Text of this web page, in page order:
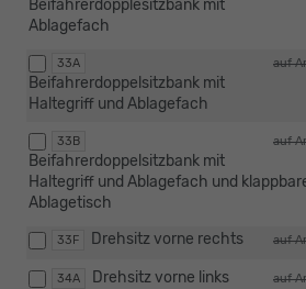
Beifahrerdopplesitzbank mit
Ablagefach
33A auf
Beifahrerdoppelsitzbank mit
Haltegriff und Ablagefach
33B auf
Beifahrerdoppelsitzbank mit
Haltegriff und Ablagefach und
Ablagetisch
33F auf
Drehsitz vorne rechts
34A auf
Drehsitz vorne links